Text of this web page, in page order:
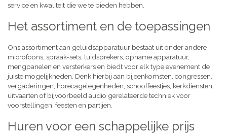
service en kwaliteit die we te bieden hebben.
Het assortiment en de toepassingen
Ons assortiment aan geluidsapparatuur bestaat uit onder andere
microfoons, spraak-sets, luidsprekers, opname apparatuur,
mengpanelen en versterkers en biedt voor elk type evenement de
juiste mogelijkheden. Denk hierbij aan bijeenkomsten, congressen,
vergaderingen, horecagelegenheden, schoolfeestjes, kerkdiensten,
uitvaarten of bijvoorbeeld audio gerelateerde techniek voor
voorstellingen, feesten en partijen.
Huren voor een schappelijke prijs